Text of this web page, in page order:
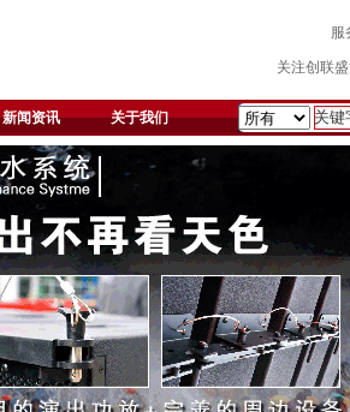
服
关注创联盛
新闻资讯 关于我们